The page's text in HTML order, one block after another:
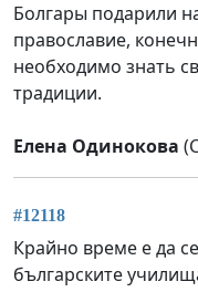
Болгары подарили
православие,
необходимо знать
традиции.
Елена Одинокова
#12118
Крайно време е да
българските